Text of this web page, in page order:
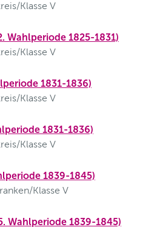
Klasse V
Wahlperiode 1825-1831)
Klasse V
1831-1836)
Klasse V
1831-1836)
Klasse V
1839-1845)
Klasse V
Wahlperiode 1839-1845)